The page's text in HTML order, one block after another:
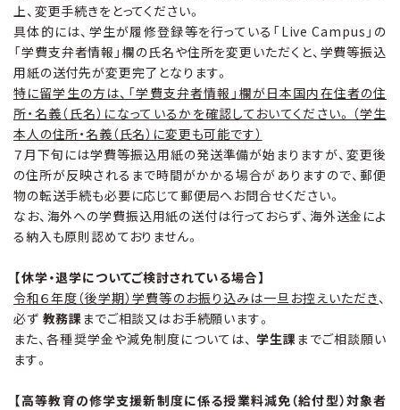
上、変更手続きをとってください。
具体的には、学生が履修登録等を行っている「Live Campus」の
「学費支弁者情報」欄の氏名や住所を変更いただくと、学費等振込
用紙の送付先が変更完了となります。
特に留学生の方は、「学費支弁者情報」欄が日本国内在住者の住
所・名義（氏名）になっているかを確認しておいてください。（学生
本人の住所・名義（氏名）に変更も可能です）
７月下旬には学費等振込用紙の発送準備が始まりますが、変更後
の住所が反映されるまで時間がかかる場合がありますので、郵便
物の転送手続も必要に応じて郵便局へお問合せください。
なお、海外への学費振込用紙の送付は行っておらず、海外送金によ
る納入も原則認めておりません。
【休学・退学についてご検討されている場合】
令和６年度（後学期）学費等のお振り込みは一旦お控えいただき、
必ず 教務課 までご相談又はお手続願います。
また、各種奨学金や減免制度については、学生課 までご相談願い
ます。
【高等教育の修学支援新制度に係る授業料減免（給付型）対象者